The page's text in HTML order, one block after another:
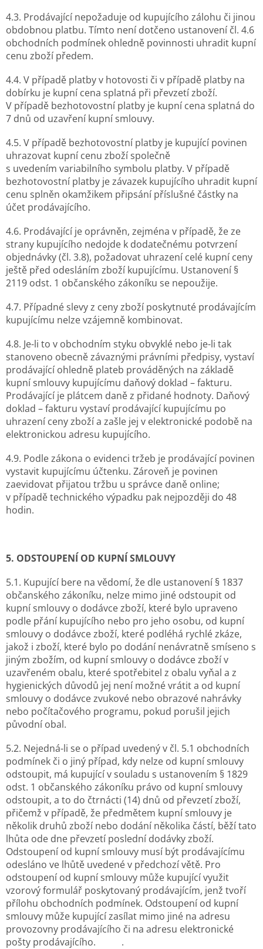
4.3. Prodávající nepožaduje od kupujícího zálohu či jinou
obdobnou platbu. Tímto není dotčeno ustanovení čl. 4.6
obchodních podmínek ohledně povinnosti uhradit kupní
cenu zboží předem.
4.4. V případě platby v hotovosti či v případě platby na
dobírku je kupní cena splatná při převzetí zboží.
V případě bezhotovostní platby je kupní cena splatná do
7 dnů od uzavření kupní smlouvy.
4.5. V případě bezhotovostní platby je kupující povinen
uhrazovat kupní cenu zboží společně
s uvedením variabilního symbolu platby. V případě
bezhotovostní platby je závazek kupujícího uhradit kupní
cenu splněn okamžikem připsání příslušné částky na
účet prodávajícího.
4.6. Prodávající je oprávněn, zejména v případě, že ze
strany kupujícího nedojde k dodatečnému potvrzení
objednávky (čl. 3.8), požadovat uhrazení celé kupní ceny
ještě před odesláním zboží kupujícímu. Ustanovení §
2119 odst. 1 občanského zákoníku se nepoužije.
4.7. Případné slevy z ceny zboží poskytnuté prodávajícím
kupujícímu nelze vzájemně kombinovat.
4.8. Je-li to v obchodním styku obvyklé nebo je-li tak
stanoveno obecně závaznými právními předpisy, vystaví
prodávající ohledně plateb prováděných na základě
kupní smlouvy kupujícímu daňový doklad – fakturu.
Prodávající je plátcem daně z přidané hodnoty. Daňový
doklad – fakturu vystaví prodávající kupujícímu po
uhrazení ceny zboží a zašle jej v elektronické podobě na
elektronickou adresu kupujícího.
4.9. Podle zákona o evidenci tržeb je prodávající povinen
vystavit kupujícímu účtenku. Zároveň je povinen
zaevidovat přijatou tržbu u správce daně online;
v případě technického výpadku pak nejpozději do 48
hodin.
5. ODSTOUPENÍ OD KUPNÍ SMLOUVY
5.1. Kupující bere na vědomí, že dle ustanovení § 1837
občanského zákoníku, nelze mimo jiné odstoupit od
kupní smlouvy o dodávce zboží, které bylo upraveno
podle přání kupujícího nebo pro jeho osobu, od kupní
smlouvy o dodávce zboží, které podléhá rychlé zkáze,
jakož i zboží, které bylo po dodání nenávratně smíseno s
jiným zbožím, od kupní smlouvy o dodávce zboží v
uzavřeném obalu, které spotřebitel z obalu vyňal a z
hygienických důvodů jej není možné vrátit a od kupní
smlouvy o dodávce zvukové nebo obrazové nahrávky
nebo počítačového programu, pokud porušil jejich
původní obal.
5.2. Nejedná-li se o případ uvedený v čl. 5.1 obchodních
podmínek či o jiný případ, kdy nelze od kupní smlouvy
odstoupit, má kupující v souladu s ustanovením § 1829
odst. 1 občanského zákoníku právo od kupní smlouvy
odstoupit, a to do čtrnácti (14) dnů od převzetí zboží,
přičemž v případě, že předmětem kupní smlouvy je
několik druhů zboží nebo dodání několika částí, běží tato
lhůta ode dne převzetí poslední dodávky zboží.
Odstoupení od kupní smlouvy musí být prodávajícímu
odesláno ve lhůtě uvedené v předchozí větě. Pro
odstoupení od kupní smlouvy může kupující využit
vzorový formulář poskytovaný prodávajícím, jenž tvoří
přílohu obchodních podmínek. Odstoupení od kupní
smlouvy může kupující zasílat mimo jiné na adresu
provozovny prodávajícího či na adresu elektronické
pošty prodávajícího. .